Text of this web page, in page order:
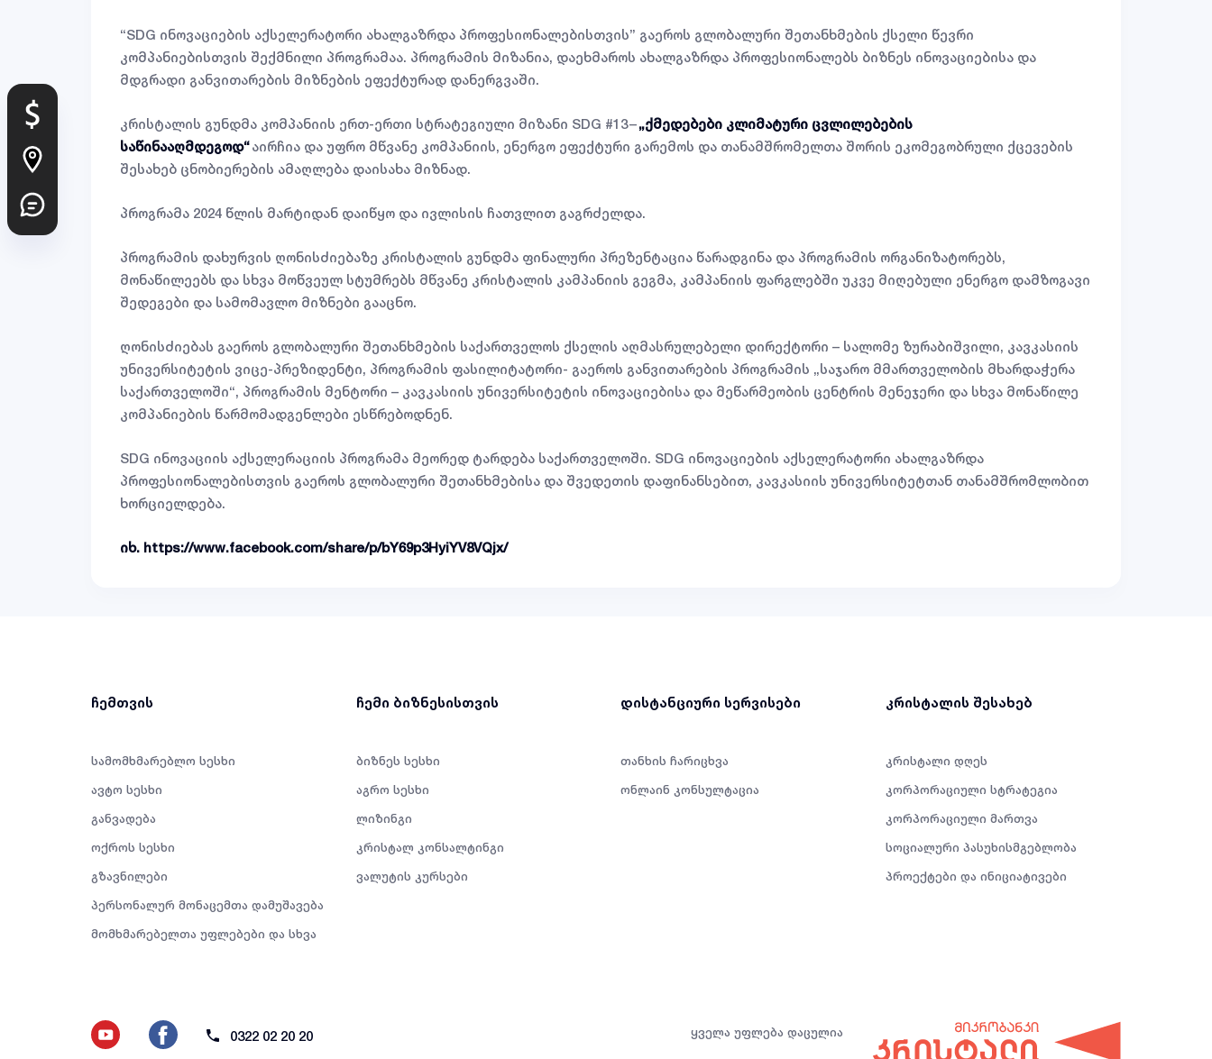
“SDG ინოვაციების აქსელერატორი ახალგაზრდა პროფესიონალებისთვის” გაეროს გლობალური შეთანხმების ქსელი წევრი
კომპანიებისთვის შექმნილი პროგრამაა. პროგრამის მიზანია, დაეხმაროს ახალგაზრდა პროფესიონალებს ბიზნეს ინოვაციებისა და
მდგრადი განვითარების მიზნების ეფექტურად დანერგვაში.
კრისტალის გუნდმა კომპანიის ერთ-ერთი სტრატეგიული მიზანი SDG #13 –„ქმედებები კლიმატური ცვლილებების
საწინააღმდეგოდ“აირჩია და უფრო მწვანე კომპანიის, ენერგო ეფექტური გარემოს და თანამშრომელთა შორის ეკომეგობრული ქცევების
შესახებ ცნობიერების ამაღლება დაისახა მიზნად.
პროგრამა 2024 წლის მარტიდან დაიწყო და ივლისის ჩათვლით გაგრძელდა.
პროგრამის დახურვის ღონისძიებაზე კრისტალის გუნდმა ფინალური პრეზენტაცია წარადგინა და პროგრამის ორგანიზატორებს,
მონაწილეებს და სხვა მოწვეულ სტუმრებს მწვანე კრისტალის კამპანიის გეგმა, კამპანიის ფარგლებში უკვე მიღებული ენერგო დამზოგავი
შედეგები და სამომავლო მიზნები გააცნო.
ღონისძიებას გაეროს გლობალური შეთანხმების საქართველოს ქსელის აღმასრულებელი დირექტორი – სალომე ზურაბიშვილი, კავკასიის
უნივერსიტეტის ვიცე-პრეზიდენტი, პროგრამის ფასილიტატორი- გაეროს განვითარების პროგრამის „საჯარო მმართველობის მხარდაჭერა
საქართველოში“, პროგრამის მენტორი – კავკასიის უნივერსიტეტის ინოვაციებისა და მეწარმეობის ცენტრის მენეჯერი და სხვა მონაწილე
კომპანიების წარმომადგენლები ესწრებოდნენ.
SDG ინოვაციის აქსელერაციის პროგრამა მეორედ ტარდება საქართველოში. SDG ინოვაციების აქსელერატორი ახალგაზრდა
პროფესიონალებისთვის გაეროს გლობალური შეთანხმებისა და შვედეთის დაფინანსებით, კავკასიის უნივერსიტეტთან თანამშრომლობით
ხორციელდება.
იხ. https://www.facebook.com/share/p/bY69p3HyiYV8VQjx/
ჩემთვის
სამომხმარებლო სესხი
ავტო სესხი
განვადება
ოქროს სესხი
გზავნილები
პერსონალურ მონაცემთა დამუშავება
მომხმარებელთა უფლებები და სხვა
ჩემი ბიზნესისთვის
ბიზნეს სესხი
აგრო სესხი
ლიზინგი
კრისტალ კონსალტინგი
ვალუტის კურსები
დისტანციური სერვისები
თანხის ჩარიცხვა
ონლაინ კონსულტაცია
კრისტალის შესახებ
კრისტალი დღეს
კორპორაციული სტრატეგია
კორპორაციული მართვა
სოციალური პასუხისმგებლობა
პროექტები და ინიციატივები
0322 02 20 20 ყველა უფლება დაცულია